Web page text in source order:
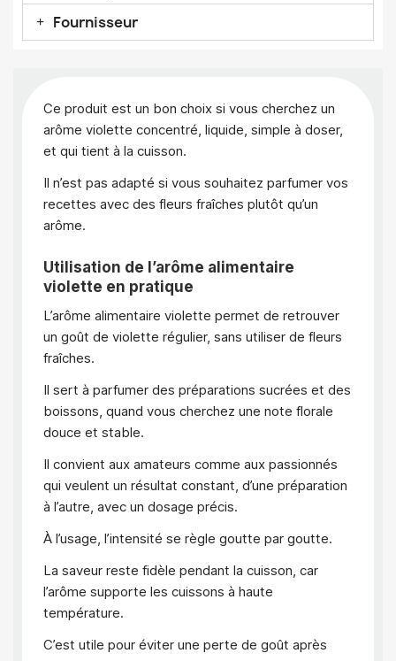
Fournisseur
Ce produit est un bon choix si vous cherchez un
arôme violette concentré, liquide, simple à doser,
et qui tient à la cuisson.
Il n’est pas adapté si vous souhaitez parfumer vos
recettes avec des fleurs fraîches plutôt qu’un
arôme.
Utilisation de l’arôme alimentaire
violette en pratique
L’arôme alimentaire violette permet de retrouver
un goût de violette régulier, sans utiliser de fleurs
fraîches.
Il sert à parfumer des préparations sucrées et des
boissons, quand vous cherchez une note florale
douce et stable.
Il convient aux amateurs comme aux passionnés
qui veulent un résultat constant, d’une préparation
à l’autre, avec un dosage précis.
À l’usage, l’intensité se règle goutte par goutte.
La saveur reste fidèle pendant la cuisson, car
l’arôme supporte les cuissons à haute
température.
C’est utile pour éviter une perte de goût après